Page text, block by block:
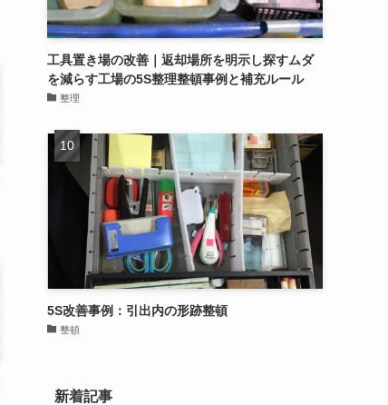
工具置き場の改善｜返却場所を明示し探すムダ
を減らす工場の5S整理整頓事例と補充ルール
整理
5S改善事例：引出内の形跡整頓
整頓
新着記事